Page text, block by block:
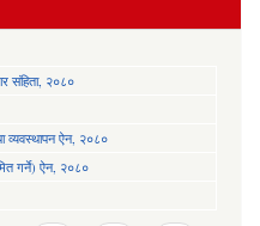
संहिता, २०८०
व्यवस्थापन ऐन, २०८०
गर्ने) ऐन, २०८०